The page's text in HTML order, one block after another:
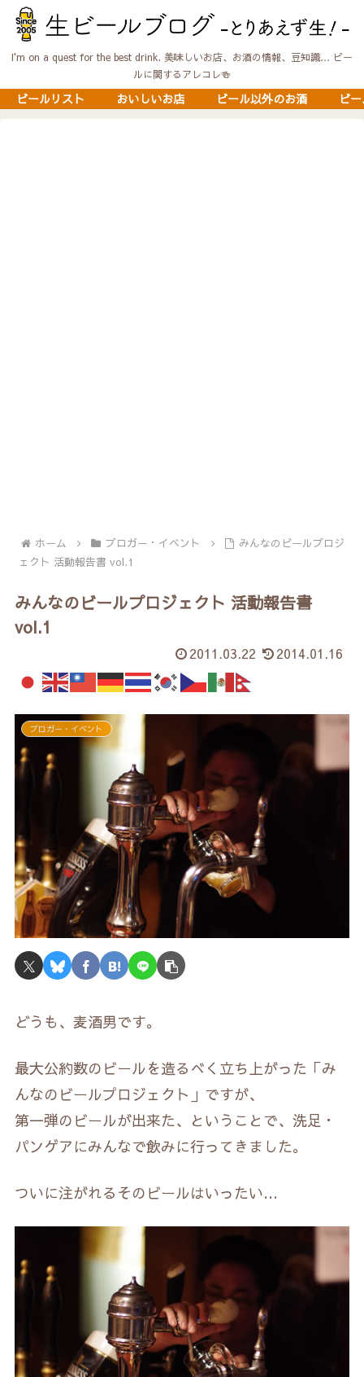
I'm on a quest for the best drink. 美味しいお店、お酒の情報、豆知識… ビー
ルに関するアレコレ🍻
ビールリスト おいしいお店 ビール以外のお酒 ビ
ホーム ブロガー・イベント
みんなのビールプロジ
ェクト 活動報告書 vol.1
みんなのビールプロジェクト 活動報告書
vol.1
2011.03.22 2014.01.16
ブロガー・イベント
どうも、麦酒男です。
最大公約数のビールを造るべく立ち上がった「み
んなのビールプロジェクト」ですが、
第一弾のビールが出来た、ということで、洗足・
パンゲアにみんなで飲みに行ってきました。
ついに注がれるそのビールはいったい…